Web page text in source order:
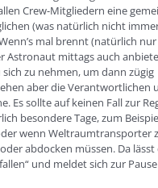
Crew-Mitgliedern eine
(was natürlich nicht
mal brennt (natürlich nur
Astronaut mittags auch
zu nehmen, um dann zügig
aber die Verantwortlichen
Es sollte auf keinen Fall zur
besondere Tage, zum
wenn Weltraumtransporter
abdocken müssen. Da
und meldet sich zur